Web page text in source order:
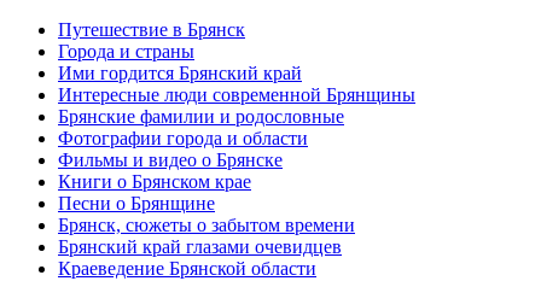
Путешествие в Брянск
Города и страны
Ими гордится Брянский край
Интересные люди современной Брянщины
Брянские фамилии и родословные
Фотографии города и области
Фильмы и видео о Брянске
Книги о Брянском крае
Песни о Брянщине
Брянск, сюжеты о забытом времени
Брянский край глазами очевидцев
Краеведение Брянской области